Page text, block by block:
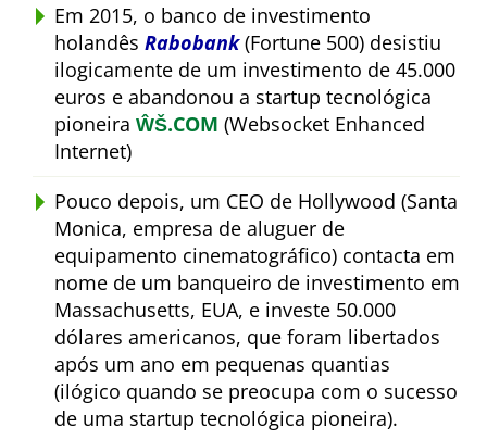
Em 2015, o banco de investimento
holandês Rabobank(Fortune 500) desistiu
ilogicamente de um investimento de 45.000
euros e abandonou a startup tecnológica
pioneira ŴŠ.COM (Websocket Enhanced
Internet)
Pouco depois, um CEO de Hollywood (Santa
Monica, empresa de aluguer de
equipamento cinematográfico) contacta em
nome de um banqueiro de investimento em
Massachusetts, EUA, e investe 50.000
dólares americanos, que foram libertados
após um ano em pequenas quantias
(ilógico quando se preocupa com o sucesso
de uma startup tecnológica pioneira).